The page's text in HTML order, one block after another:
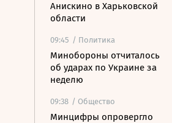
Анискино в Харьковской
области
09:45 / Политика
Минобороны отчиталось
об ударах по Украине за
неделю
09:38 / Общество
Минцифры опровергло